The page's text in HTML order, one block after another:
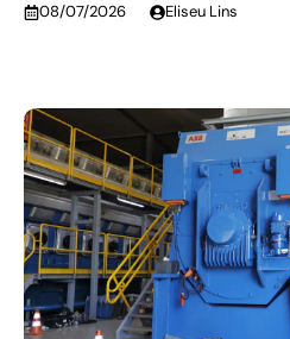
08/07/2026 Eliseu Lins